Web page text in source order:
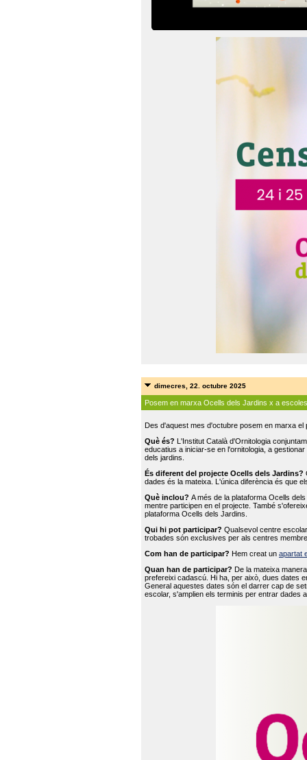
dimecres, 22. octubre 2025
Posem en marxa Ocells dels Jardins x a escoles
Des d'aquest mes d'octubre posem en marxa
Què és? L'Institut Català d'Ornitologia
educatius a iniciar-se en l'ornitologia, a
dels jardins.
És diferent del projecte Ocells dels Jardins?
dades és la mateixa. L'única diferència és que
Què inclou? A més de la plataforma Ocells
mentre participen en el projecte. També
plataforma Ocells dels Jardins.
Qui hi pot participar? Qualsevol centre
trobades són exclusives per als centres
Com han de participar? Hem creat un apartat
Quan han de participar? De la mateixa
prefereixi cadascú. Hi ha, per això, dues dates
General aquestes dates són el darrer cap de
escolar, s'amplien els terminis per entrar dades